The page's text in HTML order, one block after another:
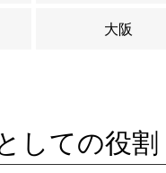
大阪
しての役割